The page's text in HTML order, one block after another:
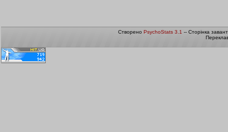
Створено PsychoStats 3.1 -- Сторінка